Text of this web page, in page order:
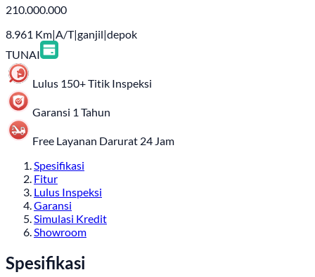
210.000.000
8.961 Km|A/T|ganjil|depok
TUNAI
Lulus 150+ Titik Inspeksi
Garansi 1 Tahun
Free Layanan Darurat 24 Jam
Spesifikasi
Fitur
Lulus Inspeksi
Garansi
Simulasi Kredit
Showroom
Spesifikasi